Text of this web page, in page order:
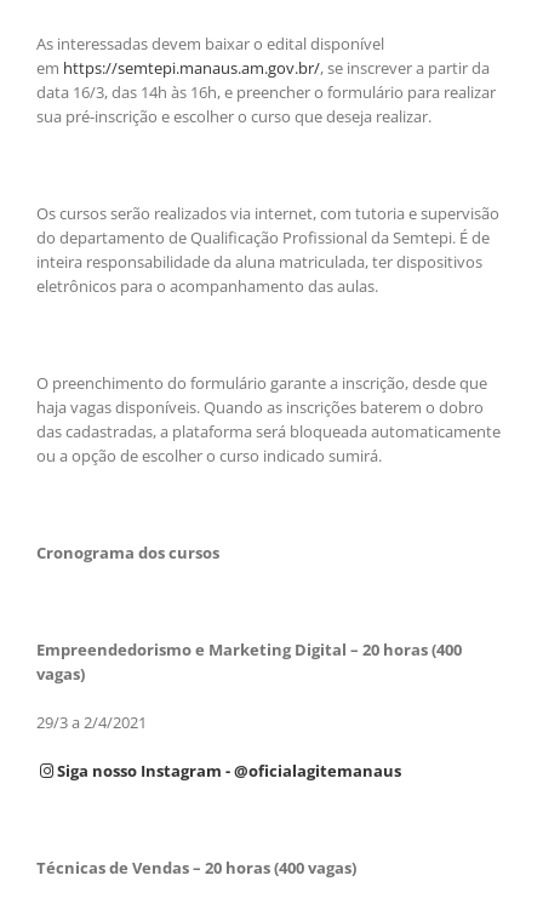
As interessadas devem baixar o edital disponível
em https://semtepi.manaus.am.gov.br/, se inscrever a partir da
data 16/3, das 14h às 16h, e preencher o formulário para realizar
sua pré-inscrição e escolher o curso que deseja realizar.
Os cursos serão realizados via internet, com tutoria e supervisão
do departamento de Qualificação Profissional da Semtepi. É de
inteira responsabilidade da aluna matriculada, ter dispositivos
eletrônicos para o acompanhamento das aulas.
O preenchimento do formulário garante a inscrição, desde que
haja vagas disponíveis. Quando as inscrições baterem o dobro
das cadastradas, a plataforma será bloqueada automaticamente
ou a opção de escolher o curso indicado sumirá.
Cronograma dos cursos
Empreendedorismo e Marketing Digital – 20 horas(400
vagas)
29/3 a 2/4/2021
Siga nosso Instagram - @oficialagitemanaus
Técnicas de Vendas – 20 horas (400 vagas)